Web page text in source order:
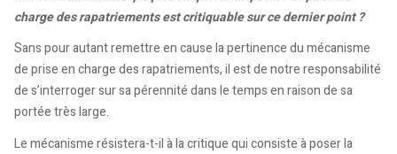
charge des rapatriements est critiquable sur ce dernier point ?
Sans pour autant remettre en cause la pertinence du mécanisme
de prise en charge des rapatriements, il est de notre responsabilité
de s’interroger sur sa pérennité dans le temps en raison de sa
portée très large.
Le mécanisme résistera-t-il à la critique qui consiste à poser la